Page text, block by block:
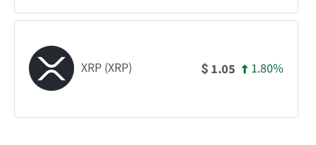
XRP (XRP) $ 1.05 1.80%